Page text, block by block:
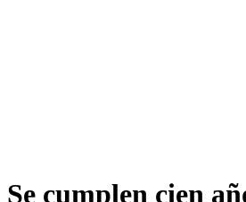
Se cumplen cien